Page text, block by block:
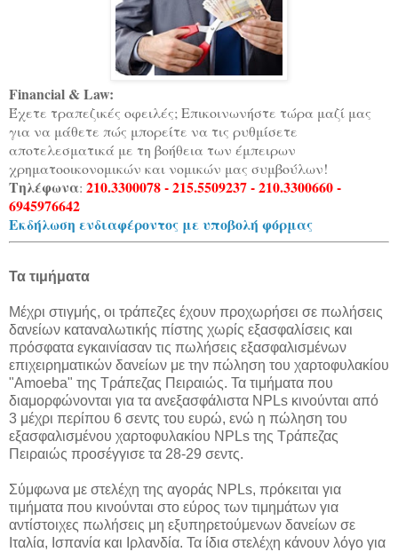
Financial & Law:
Έχετε τραπεζικές οφειλές; Επικοινωνήστε τώρα μαζί μας
για να μάθετε πώς μπορείτε να τις ρυθμίσετε
αποτελεσματικά με τη βοήθεια των έμπειρων
χρηματοοικονομικών και νομικών μας συμβούλων!
Τηλέφωνα: 210.3300078 - 215.5509237 - 210.3300660 -
6945976642
Εκδήλωση ενδιαφέροντος με υποβολή φόρμας
Τα τιμήματα
Μέχρι στιγμής, οι τράπεζες έχουν προχωρήσει σε πωλήσεις
δανείων καταναλωτικής πίστης χωρίς εξασφαλίσεις και
πρόσφατα εγκαινίασαν τις πωλήσεις εξασφαλισμένων
επιχειρηματικών δανείων με την πώληση του χαρτοφυλακίου
"Amoeba" της Τράπεζας Πειραιώς. Τα τιμήματα που
διαμορφώνονται για τα ανεξασφάλιστα NPLs κινούνται από
3 μέχρι περίπου 6 σεντς του ευρώ, ενώ η πώληση του
εξασφαλισμένου χαρτοφυλακίου NPLs της Τράπεζας
Πειραιώς προσέγγισε τα 28-29 σεντς.
Σύμφωνα με στελέχη της αγοράς NPLs, πρόκειται για
τιμήματα που κινούνται στο εύρος των τιμημάτων για
αντίστοιχες πωλήσεις μη εξυπηρετούμενων δανείων σε
Ιταλία, Ισπανία και Ιρλανδία. Τα ίδια στελέχη κάνουν λόγο για